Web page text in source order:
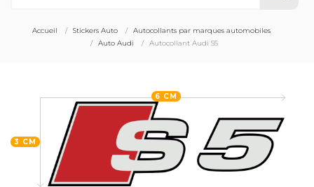
Accueil Stickers Auto
Autocollants par marques automobiles
Auto Audi
Autocollant Audi S5
3 CM
6 CM